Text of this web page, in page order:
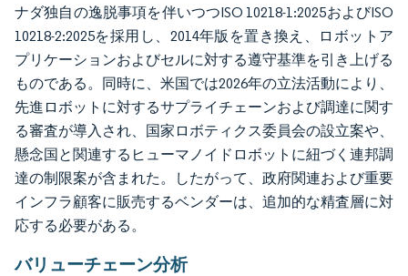
ナダ独自の逸脱事項を伴いつつISO 10218-1:2025およびISO
10218-2:2025を採用し、2014年版を置き換え、ロボットア
プリケーションおよびセルに対する遵守基準を引き上げる
ものである。同時に、米国では2026年の立法活動により、
先進ロボットに対するサプライチェーンおよび調達に関す
る審査が導入され、国家ロボティクス委員会の設立案や、
懸念国と関連するヒューマノイドロボットに紐づく連邦調
達の制限案が含まれた。したがって、政府関連および重要
インフラ顧客に販売するベンダーは、追加的な精査層に対
応する必要がある。
バリューチェーン分析